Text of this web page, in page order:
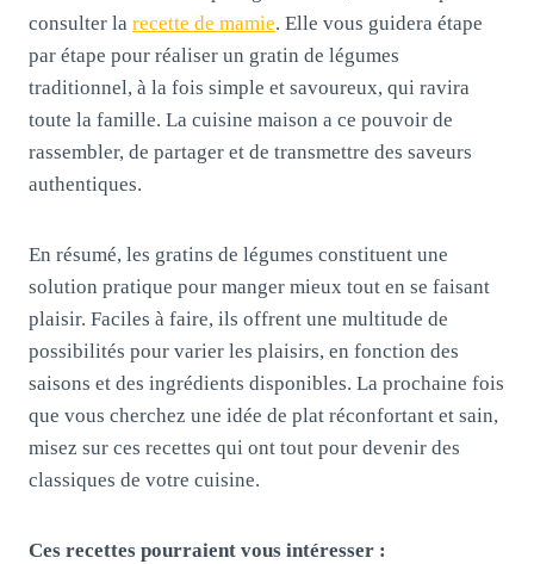
consulter la recette de mamie. Elle vous guidera étape
par étape pour réaliser un gratin de légumes
traditionnel, à la fois simple et savoureux, qui ravira
toute la famille. La cuisine maison a ce pouvoir de
rassembler, de partager et de transmettre des saveurs
authentiques.
En résumé, les gratins de légumes constituent une
solution pratique pour manger mieux tout en se faisant
plaisir. Faciles à faire, ils offrent une multitude de
possibilités pour varier les plaisirs, en fonction des
saisons et des ingrédients disponibles. La prochaine fois
que vous cherchez une idée de plat réconfortant et sain,
misez sur ces recettes qui ont tout pour devenir des
classiques de votre cuisine.
Ces recettes pourraient vous intéresser :